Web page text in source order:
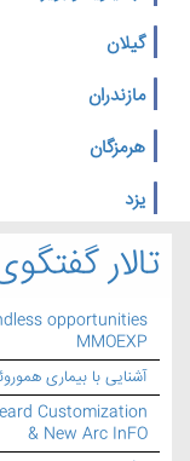
گیلان
مازندران
هرمزگان
یزد
تالار
opportunities
MMOEXP
آشنایی با بیماری
Customization
& New Arc InFO